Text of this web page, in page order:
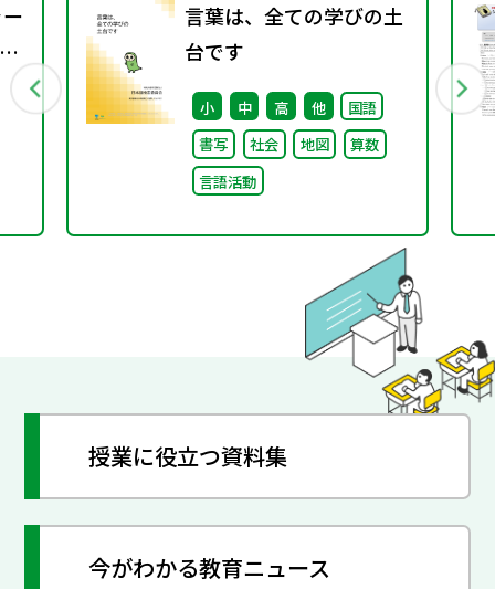
言葉は、全ての学びの土
台です
小 中 高 他
国語
書写
社会 地図
算数
言語活動
授業に役立つ資料集
今がわかる教育ニュース